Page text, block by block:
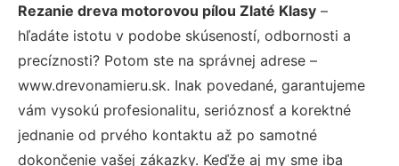
Rezanie dreva motorovou pílou Zlaté Klasy –
hľadáte istotu v podobe skúseností, odbornosti a
precíznosti? Potom ste na správnej adrese –
www.drevonamieru.sk. Inak povedané, garantujeme
vám vysokú profesionalitu, serióznosť a korektné
jednanie od prvého kontaktu až po samotné
dokončenie vašej zákazky. Keďže aj my sme iba